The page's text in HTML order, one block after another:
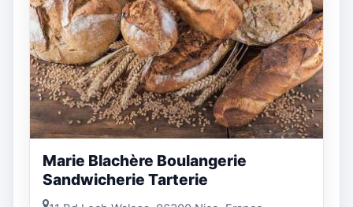
Marie Blachère Boulangerie
Sandwicherie Tarterie